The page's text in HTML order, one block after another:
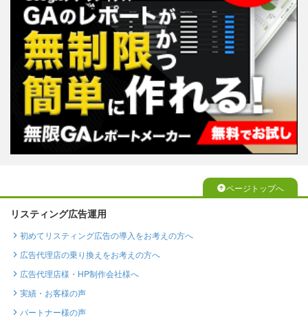
ページトップへ
リスティング広告運用
初めてリスティング広告の導入をお考えの方へ
広告代理店の乗り換えをお考えの方へ
広告代理店様・HP制作会社様へ
実績・お客様の声
パートナー様の声